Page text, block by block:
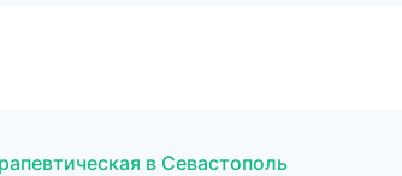
в Севастополь